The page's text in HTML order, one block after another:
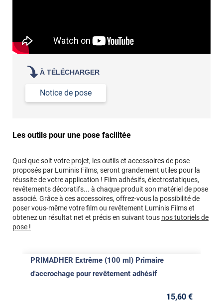
À TÉLÉCHARGER
Notice de pose
Les outils pour une pose facilitée
Quel que soit votre projet, les outils et accessoires de pose
proposés par Luminis Films, seront grandement utiles pour la
réussite de votre application ! Film adhésifs, électrostatiques,
revêtements décoratifs... à chaque produit son matériel de pose
associé. Grâce à ces accessoires, offrez-vous la possibilité de
poser vous-même votre film ou revêtement Luminis Films et
obtenez un résultat net et précis en suivant tous nos tutoriels de
pose !
PRIMADHER Extrême (100 ml) Primaire
d'accrochage pour revêtement adhésif
15,60 €